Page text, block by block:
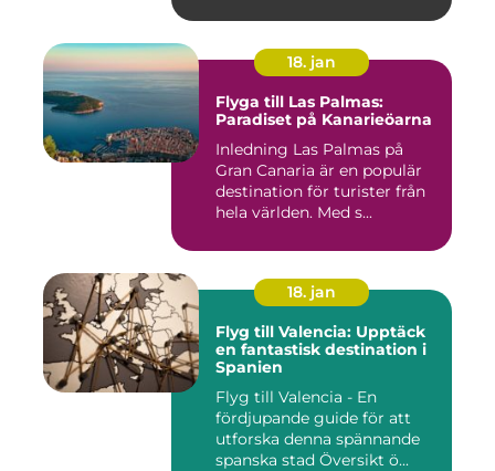
18. jan
Flyga till Las Palmas:
Paradiset på Kanarieöarna
Inledning Las Palmas på
Gran Canaria är en populär
destination för turister från
hela världen. Med s...
18. jan
Flyg till Valencia: Upptäck
en fantastisk destination i
Spanien
Flyg till Valencia - En
fördjupande guide för att
utforska denna spännande
spanska stad Översikt ö...